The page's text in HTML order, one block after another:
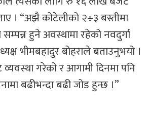
। “अझै कोटेलीको २÷३ बस्तीमा
हुने अवस्थामा रहेको नवदुर्गा
भीमबहादुर बोहराले बताउनुभयो ।
गरेको र आगामी दिनमा पनि
बढीभन्दा बढी जोड हुन्छ ।”